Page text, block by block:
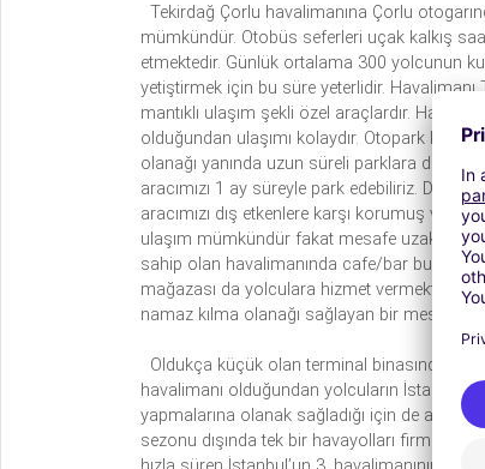
Tekirdağ Çorlu havalimanına Çorlu
mümkündür. Otobüs seferleri uçak kalkış
etmektedir. Günlük ortalama 300 yolcunun
yetiştirmek için bu süre yeterlidir.
mantıklı ulaşım şekli özel araçlardır.
olduğundan ulaşımı kolaydır. Otopark
olanağı yanında uzun süreli parklara da izin
aracımızı 1 ay süreyle park edebiliriz. Daha
aracımızı dış etkenlere karşı korumuş ve
ulaşım mümkündür fakat mesafe uzak
sahip olan havalimanında cafe/bar
mağazası da yolculara hizmet vermektedir.
namaz kılma olanağı sağlayan bir mescit
Oldukça küçük olan terminal binasında
havalimanı olduğundan yolcuların
yapmalarına olanak sağladığı için de ayrı bir
sezonu dışında tek bir havayolları